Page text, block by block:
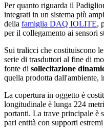
Per quanto riguarda il
integrati in un sistema più
della famiglia DAQ IOLITE,
per il collegamento ai sensori
Sui tralicci che costituiscono
serie di trasduttori al fine di
fonte di sollecitazione
quella prodotta dall'ambiente,
La copertura in oggetto è
longitudinale è lunga 224
portanti. La trave principale è
pari entità con supporti